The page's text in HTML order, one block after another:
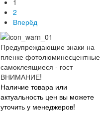
2
Вперёд
ВНИМАНИЕ!
Наличие товара или
актуальность цен вы можете
уточить у менеджеров!